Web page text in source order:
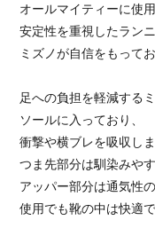
オールマイティーに使
安定性を重視したラン
ミズノが自信をもって
足への負担を軽減する
ソールに入っており、
衝撃や横ブレを吸収しま
つま先部分は馴染みや
アッパー部分は通気性
使用でも靴の中は快適で